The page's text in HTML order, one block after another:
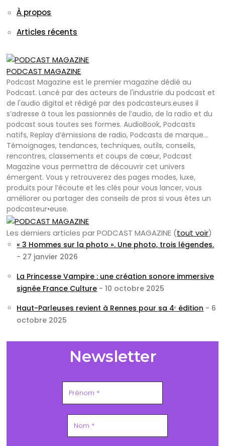
À propos
Articles récents
PODCAST MAGAZINE
Podcast Magazine est le premier magazine dédié au
Podcast. Lancé par des acteurs de l'industrie du podcast et
de l'audio digital et rédigé par des podcasteurs.euses il
s’adresse à tous les passionnés de l’audio, de la radio et du
podcast sous toutes ses formes. AudioBook, Podcasts
natifs, Replay d’émissions de radio, Podcasts de marque…
Témoignages, tendances, techniques, outils, conseils,
rencontres, classements et coups de cœur, Podcast
Magazine vous permettra de découvrir cet univers
émergent. Vous y retrouverez des pages modes, luxe,
produits pour l’écoute et les clés pour vous lancer, vous
améliorer ou partager des conseils de pros si vous êtes un
podcasteur•euse.
Les derniers articles par PODCAST MAGAZINE (tout voir)
« 3 Hommes sur la photo ». Une photo, trois légendes.
- 27 janvier 2026
La Princesse Vampire : une création sonore immersive
signée France Culture - 10 octobre 2025
Haut-Parleuses revient à Rennes pour sa 4ᵉ édition - 6
octobre 2025
Newsletter